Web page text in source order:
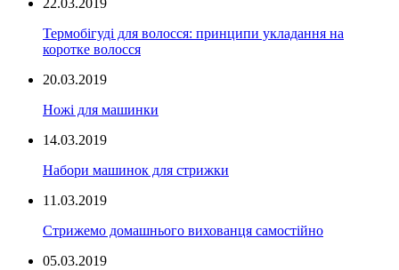
22.03.2019
Термобігуді для волосся: принципи укладання на
коротке волосся
20.03.2019
Ножі для машинки
14.03.2019
Набори машинок для стрижки
11.03.2019
Стрижемо домашнього вихованця самостійно
05.03.2019